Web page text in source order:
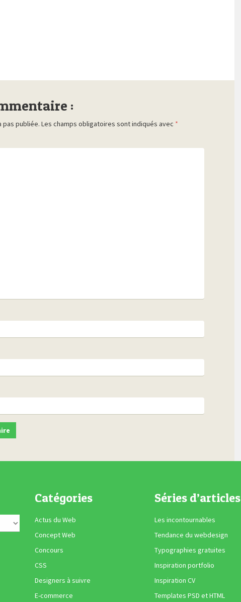
:
pas publiée. Les champs obligatoires sont indiqués avec *
Catégories
Actus du Web
Concept Web
Concours
CSS
Designers à suivre
E-commerce
Séries d’articles
Les incontournables
Tendance du webdesign
Typographies gratuites
Inspiration portfolio
Inspiration CV
Templates PSD et HTML